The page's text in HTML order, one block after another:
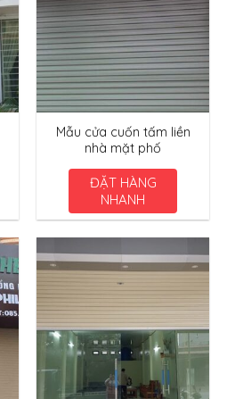
Mẫu cửa cuốn tấm liền
nhà mặt phố
ĐẶT HÀNG
NHANH